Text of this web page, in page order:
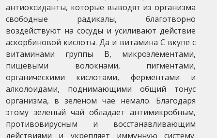
антиоксиданты, которые выводят из организма
свободные радикалы, благотворно
воздействуют на сосуды и усиливают действие
аскорбиновой кислоты. Да и витамина С вкупе с
витаминами группы B, микроэлементами,
пищевыми волокнами, пигментами,
органическими кислотами, ферментами и
алколоидами, поднимающими общий тонус
организма, в зеленом чае немало. Благодаря
этому зеленый чай обладает антимикробным,
противовирусным и восстанавливающим
действиями и укрепляет иммунную систему.